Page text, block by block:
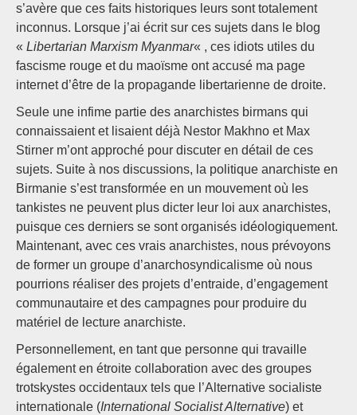
s’avère que ces faits historiques leurs sont totalement
inconnus. Lorsque j’ai écrit sur ces sujets dans le blog
« Libertarian Marxism Myanmar« , ces idiots utiles du
fascisme rouge et du maoïsme ont accusé ma page
internet d’être de la propagande libertarienne de droite.
Seule une infime partie des anarchistes birmans qui
connaissaient et lisaient déjà Nestor Makhno et Max
Stirner m’ont approché pour discuter en détail de ces
sujets. Suite à nos discussions, la politique anarchiste en
Birmanie s’est transformée en un mouvement où les
tankistes ne peuvent plus dicter leur loi aux anarchistes,
puisque ces derniers se sont organisés idéologiquement.
Maintenant, avec ces vrais anarchistes, nous prévoyons
de former un groupe d’anarchosyndicalisme où nous
pourrions réaliser des projets d’entraide, d’engagement
communautaire et des campagnes pour produire du
matériel de lecture anarchiste.
Personnellement, en tant que personne qui travaille
également en étroite collaboration avec des groupes
trotskystes occidentaux tels que l’Alternative socialiste
internationale (International Socialist Alternative) et